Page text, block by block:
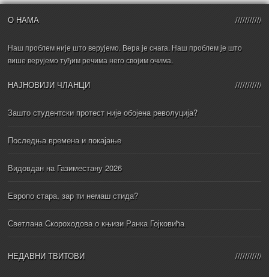
О НАМА
Наш проблем није што верујемо. Вера је снага. Наш проблем је што
више верујемо туђим речима него својим очима.
НАЈНОВИЈИ ЧЛАНЦИ
Зашто студентски протест није обојена револуција?
Последња времена и покајање
Видовдан на Газиместану 2026
Европо стара, зар ти немаш стида?
Светлана Скороходова о књизи Ранка Гојковића
НЕДАВНИ ТВИТОВИ